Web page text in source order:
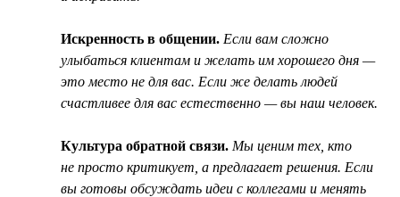
Искренность в общении. Если вам сложно
улыбаться клиентам и желать им хорошего дня —
это место не для вас. Если же делать людей
счастливее для вас естественно — вы наш человек.
Культура обратной связи. Мы ценим тех, кто
не просто критикует, а предлагает решения. Если
вы готовы обсуждать идеи с коллегами и менять